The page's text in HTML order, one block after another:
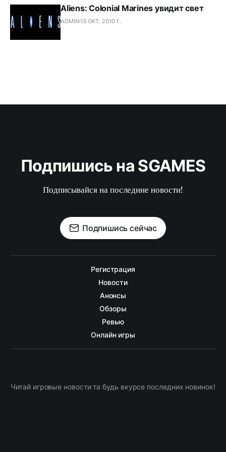
Aliens: Colonial Marines увидит свет
ADMIN13 ОКТ. 2010 Г.
Подпишись на SGAMES
Подписывайся на последние новости!
Подпишись сейчас
Регистрация
Новости
Анонсы
Обзоры
Ревью
Онлайн игры
Читай игровые новости та будь вкурсе последних новинок!